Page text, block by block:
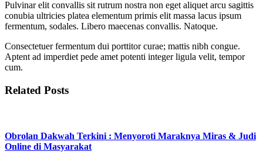
Pulvinar elit convallis sit rutrum nostra non eget aliquet arcu sagittis
conubia ultricies platea elementum primis elit massa lacus ipsum
fermentum, sodales. Libero maecenas convallis. Natoque.
Consectetuer fermentum dui porttitor curae; mattis nibh congue.
Aptent ad imperdiet pede amet potenti integer ligula velit, tempor
cum.
Related Posts
Obrolan Dakwah Terkini : Menyoroti Maraknya Miras & Judi
Online di Masyarakat